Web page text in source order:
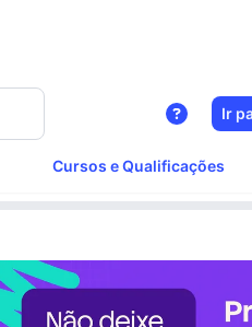
Ir
Cursos e Qualificações